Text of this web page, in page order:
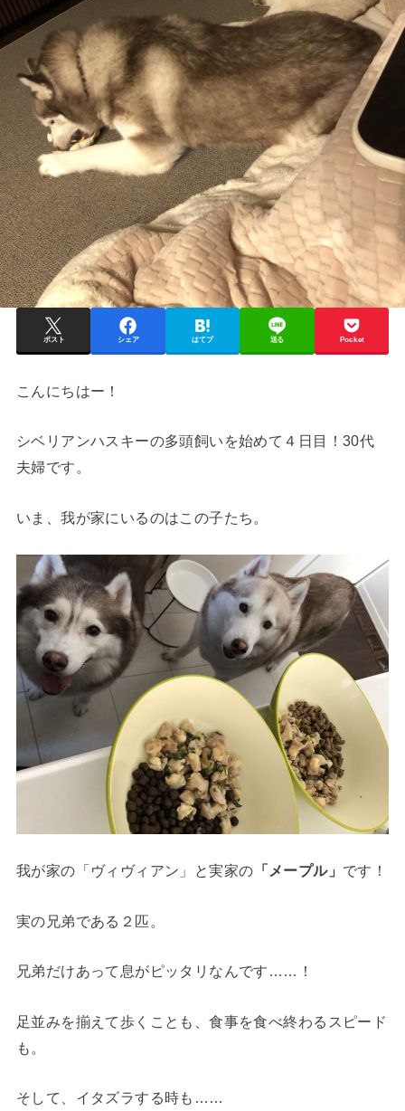
ポスト シェア はてブ 送る Pocket
こんにちはー！
シベリアンハスキーの多頭飼いを始めて４日目！30代
夫婦です。
いま、我が家にいるのはこの子たち。
我が家の 「ヴィヴィアン」 と実家の 「メープル」 です！
実の兄弟である２匹。
兄弟だけあって息がピッタリなんです……！
足並みを揃えて歩くことも、食事を食べ終わるスピード
も。
そして、イタズラする時も……